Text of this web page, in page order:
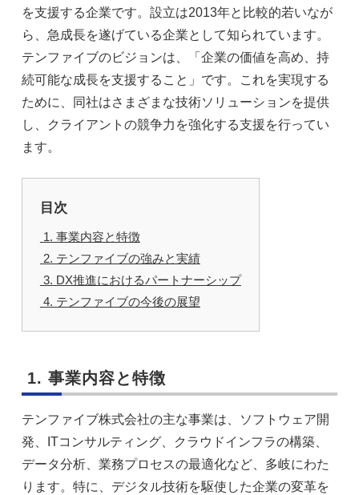
を支援する企業です。設立は2013年と比較的若いなが
ら、急成長を遂げている企業として知られています。
テンファイブのビジョンは、「企業の価値を高め、持
続可能な成長を支援すること」です。これを実現する
ために、同社はさまざまな技術ソリューションを提供
し、クライアントの競争力を強化する支援を行ってい
ます。
目次
1. 事業内容と特徴
2. テンファイブの強みと実績
3. DX推進におけるパートナーシップ
4. テンファイブの今後の展望
1. 事業内容と特徴
テンファイブ株式会社の主な事業は、ソフトウェア開
発、ITコンサルティング、クラウドインフラの構築、
データ分析、業務プロセスの最適化など、多岐にわた
ります。特に、デジタル技術を駆使した企業の変革を